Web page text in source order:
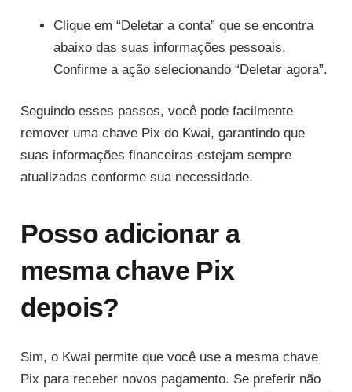
Clique em “Deletar a conta” que se encontra
abaixo das suas informações pessoais.
Confirme a ação selecionando “Deletar agora”.
Seguindo esses passos, você pode facilmente
remover uma chave Pix do Kwai, garantindo que
suas informações financeiras estejam sempre
atualizadas conforme sua necessidade.
Posso adicionar a
mesma chave Pix
depois?
Sim, o Kwai permite que você use a mesma chave
Pix para receber novos pagamento. Se preferir não